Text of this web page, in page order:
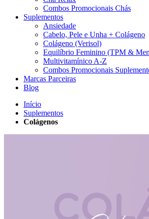
Combos Promocionais Chás
Suplementos
Ansiedade
Cabelo, Pele e Unha + Colágeno
Colágeno (Verisol)
Equilíbrio Feminino (TPM &
Multivitamínico A-Z
Combos Promocionais
Marcas Parceiras
Blog
Início
Suplementos
Colágenos